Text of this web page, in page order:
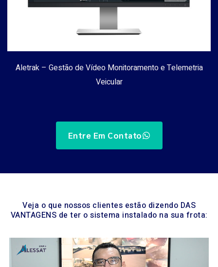
Aletrak – Gestão de Vídeo Monitoramento e Telemetria
Veicular
Entre Em Contato
Veja o que nossos clientes estão dizendo DAS
VANTAGENS de ter o sistema instalado na sua frota: